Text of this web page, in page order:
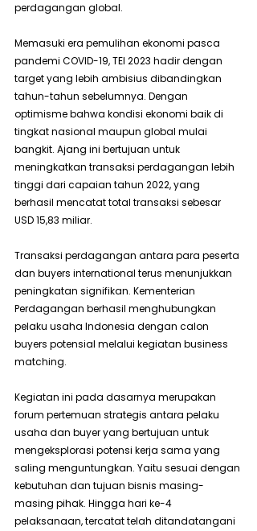
perdagangan global.
Memasuki era pemulihan ekonomi pasca
pandemi COVID-19, TEI 2023 hadir dengan
target yang lebih ambisius dibandingkan
tahun-tahun sebelumnya. Dengan
optimisme bahwa kondisi ekonomi baik di
tingkat nasional maupun global mulai
bangkit. Ajang ini bertujuan untuk
meningkatkan transaksi perdagangan lebih
tinggi dari capaian tahun 2022, yang
berhasil mencatat total transaksi sebesar
USD 15,83 miliar.
Transaksi perdagangan antara para peserta
dan buyers international terus menunjukkan
peningkatan signifikan. Kementerian
Perdagangan berhasil menghubungkan
pelaku usaha Indonesia dengan calon
buyers potensial melalui kegiatan business
matching.
Kegiatan ini pada dasarnya merupakan
forum pertemuan strategis antara pelaku
usaha dan buyer yang bertujuan untuk
mengeksplorasi potensi kerja sama yang
saling menguntungkan. Yaitu sesuai dengan
kebutuhan dan tujuan bisnis masing-
masing pihak. Hingga hari ke-4
pelaksanaan, tercatat telah ditandatangani